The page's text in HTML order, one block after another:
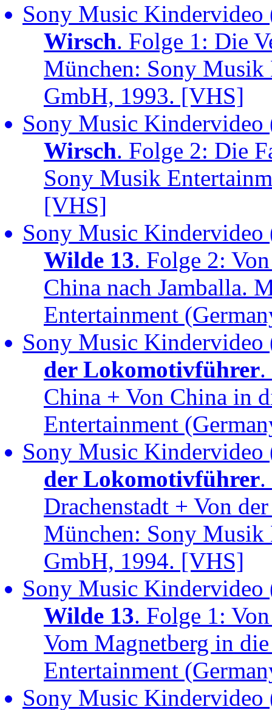
Sony Music
Wirsch. Folge 1: Die
München: Sony Musik
GmbH, 1993. [VHS]
Sony Music
Wirsch. Folge 2: Die
Sony Musik
[VHS]
Sony Music
Wilde 13. Folge 2:
China nach Jamballa.
Entertainment
Sony Music
der Lokomotivführer.
China + Von China in
Entertainment
Sony Music
der Lokomotivführer.
Drachenstadt + Von
München: Sony Musik
GmbH, 1994. [VHS]
Sony Music
Wilde 13. Folge 1:
Vom Magnetberg in
Entertainment
Sony Music